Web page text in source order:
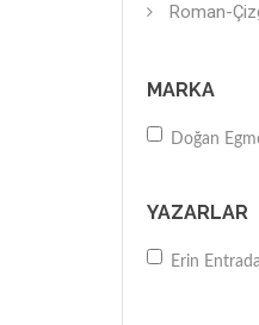
Roman-
MARKA
Doğan
YAZARLAR
Erin